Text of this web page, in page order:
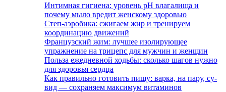
Интимная гигиена: уровень pH влагалища и
почему мыло вредит женскому здоровью
Степ-аэробика: сжигаем жир и тренируем
координацию движений
Французский жим: лучшее изолирующее
упражнение на трицепс для мужчин и женщин
Польза ежедневной ходьбы: сколько шагов нужно
для здоровья сердца
Как правильно готовить пищу: варка, на пару, су-
вид — сохраняем максимум витаминов